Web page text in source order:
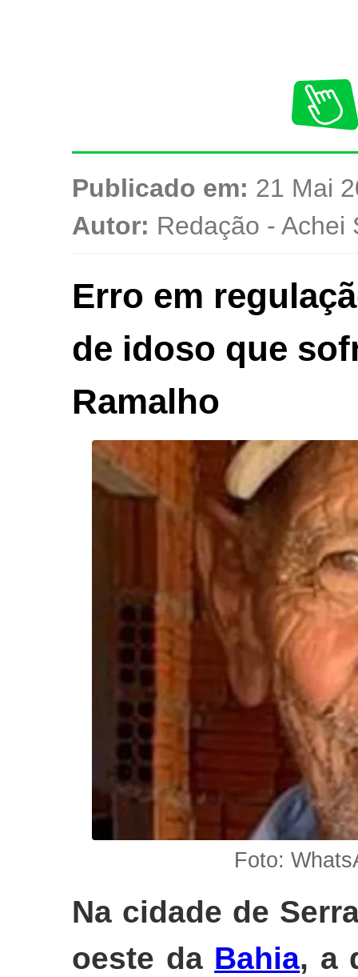
Publicado em: 21 Mai
Autor: Redação - Achei
Erro em
de idoso que
Ramalho
Foto:
Na cidade de
oeste da Bahia, a